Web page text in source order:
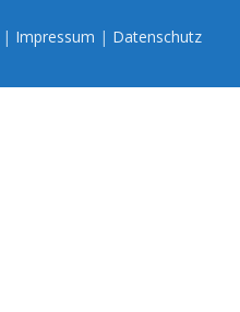
| Impressum | Datenschutz